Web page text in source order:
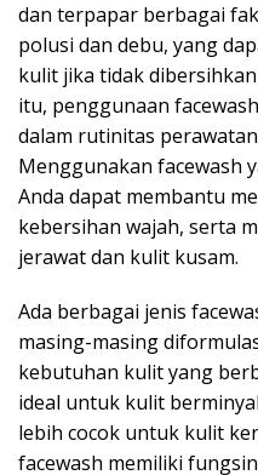
dan terpapar berbagai
polusi dan debu, yang
kulit jika tidak
itu, penggunaan
dalam rutinitas
Menggunakan facewash
Anda dapat membantu
kebersihan wajah, serta
jerawat dan kulit kusam.
Ada berbagai jenis
masing-masing
kebutuhan kulit yang
ideal untuk kulit
lebih cocok untuk kulit
facewash memiliki